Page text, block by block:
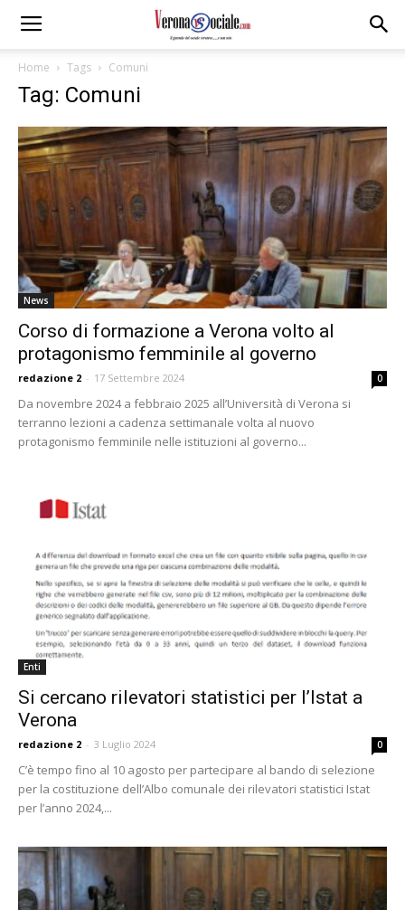
Home Tags Comuni
Tag: Comuni
News
Corso di formazione a Verona volto al
protagonismo femminile al governo
redazione 2 - 17 Settembre 2024 0
Da novembre 2024 a febbraio 2025 all’Università di Verona si
terranno lezioni a cadenza settimanale volta al nuovo
protagonismo femminile nelle istituzioni al governo...
Enti
Si cercano rilevatori statistici per l’Istat a
Verona
redazione 2 - 3 Luglio 2024 0
C’è tempo fino al 10 agosto per partecipare al bando di selezione
per la costituzione dell’Albo comunale dei rilevatori statistici Istat
per l’anno 2024,...